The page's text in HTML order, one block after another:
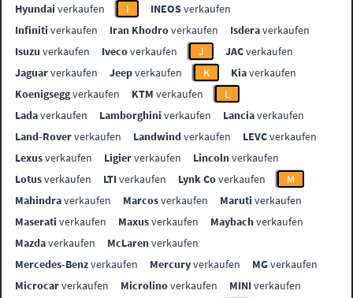
Hyundai verkaufen I INEOSverkaufen
Infiniti verkaufen Iran Khodroverkaufen Isderaverkaufen
Isuzu verkaufen Ivecoverkaufen J JACverkaufen
Jaguarverkaufen Jeepverkaufen K Kiaverkaufen
Koenigseggverkaufen KTM verkaufen
L
Ladaverkaufen Lamborghini verkaufen Lanciaverkaufen
Land-Roververkaufen Landwindverkaufen LEVCverkaufen
Lexusverkaufen Ligierverkaufen Lincolnverkaufen
Lotusverkaufen LTIverkaufen Lynk Coverkaufen
M
Mahindraverkaufen Marcosverkaufen Maruti verkaufen
Maserati verkaufen Maxusverkaufen Maybachverkaufen
Mazdaverkaufen McLarenverkaufen
Mercedes-Benzverkaufen Mercuryverkaufen MGverkaufen
Microcarverkaufen Microlinoverkaufen MINIverkaufen